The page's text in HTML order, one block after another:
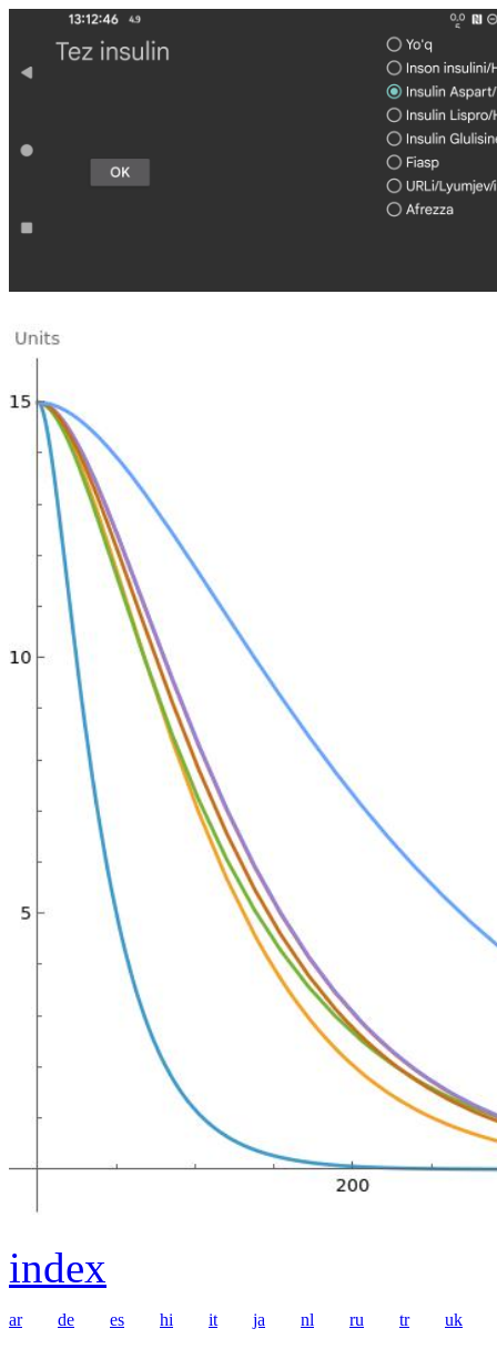
index
ar de es hi it ja nl ru tr uk